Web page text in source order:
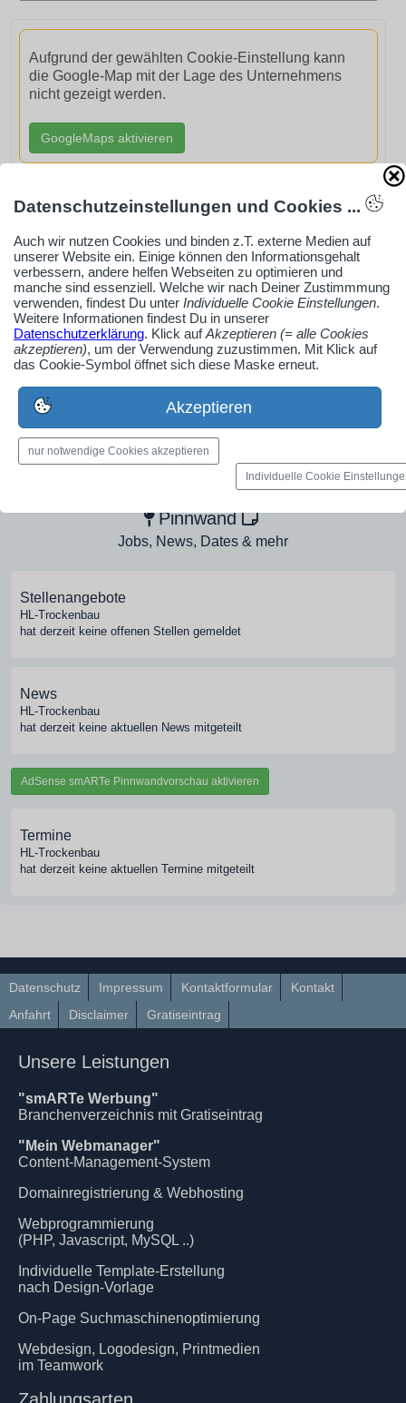
Aufgrund der gewählten Cookie-Einstellung kann
die Google-Map mit der Lage des Unternehmens
nicht gezeigt werden.
GoogleMaps aktivieren
AdSense smARTe inArticle-Anzeige aktivieren
Ob Solo-Selbsständiger, Handwerksbetrieb oder
Industrieunternehmen
Erstelle jetzt ein gratis Firmenprofil für dein Unternehmen:
Medien-Galerie
Bilder, PDFs, Audio, Video
Pinnwand
Jobs, News, Dates & mehr
Stellenangebote
HL-Trockenbau
hat derzeit keine offenen Stellen gemeldet
News
HL-Trockenbau
hat derzeit keine aktuellen News mitgeteilt
AdSense smARTe Pinnwandvorschau aktivieren
Termine
HL-Trockenbau
hat derzeit keine aktuellen Termine mitgeteilt
Datenschutz Impressum Kontaktformular
Kontakt
Anfahrt
Disclaimer Gratiseintrag
Unsere Leistungen
"smARTe Werbung"
Branchenverzeichnis mit Gratiseintrag
"Mein Webmanager"
Content-Management-System
Domainregistrierung & Webhosting
Webprogrammierung
(PHP, Javascript, MySQL ..)
Individuelle Template-Erstellung
nach Design-Vorlage
On-Page Suchmaschinenoptimierung
Webdesign, Logodesign, Printmedien
im Teamwork
Datenschutzeinstellungen und Cookies ...
Auch wir nutzen Cookies und binden z.T. externe Medien auf
unserer Website ein. Einige können den Informationsgehalt
verbessern, andere helfen Webseiten zu optimieren und
manche sind essenziell. Welche wir nach Deiner Zustimmmung
verwenden, findest Du unter Individuelle Cookie Einstellungen.
Weitere Informationen findest Du in unserer
Datenschutzerklärung. Klick aufAkzeptieren (= alle Cookies
akzeptieren), um der Verwendung zuzustimmen. Mit Klick auf
das Cookie-Symbol öffnet sich diese Maske erneut.
Akzeptieren
nur notwendige Cookies akzeptieren
Individuelle Cookie